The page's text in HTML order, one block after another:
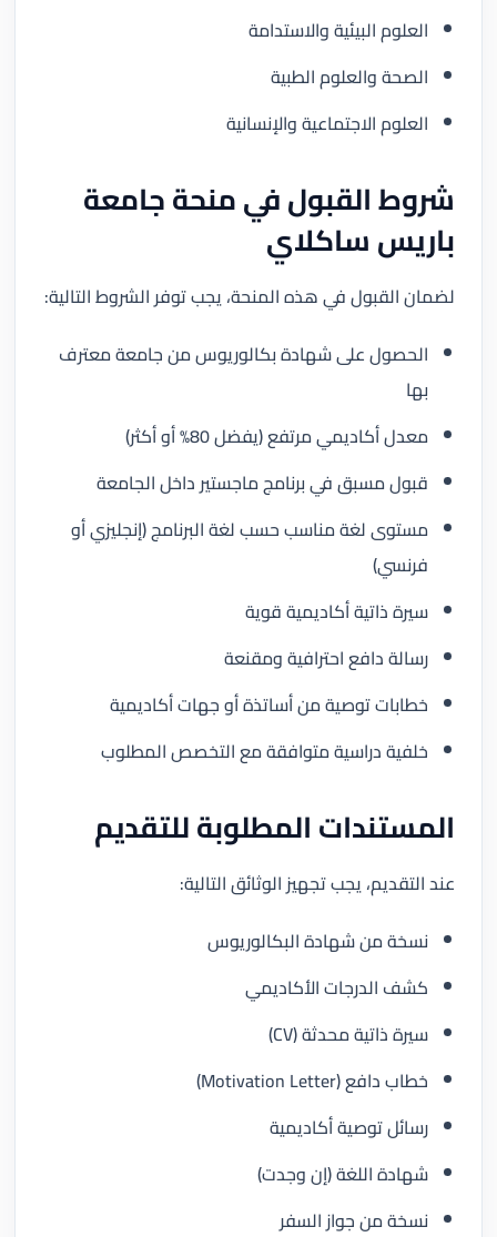
العلوم البيئية والاستدامة
الصحة والعلوم الطبية
العلوم الاجتماعية والإنسانية
شروط القبول في منحة جامعة
باريس ساكلاي
لضمان القبول في هذه المنحة، يجب توفر الشروط التالية:
الحصول على شهادة بكالوريوس من جامعة معترف
بها
معدل أكاديمي مرتفع (يفضل 80% أو أكثر)
قبول مسبق في برنامج ماجستير داخل الجامعة
مستوى لغة مناسب حسب لغة البرنامج (إنجليزي أو
فرنسي)
سيرة ذاتية أكاديمية قوية
رسالة دافع احترافية ومقنعة
خطابات توصية من أساتذة أو جهات أكاديمية
خلفية دراسية متوافقة مع التخصص المطلوب
المستندات المطلوبة للتقديم
عند التقديم، يجب تجهيز الوثائق التالية:
نسخة من شهادة البكالوريوس
كشف الدرجات الأكاديمي
سيرة ذاتية محدثة (CV)
خطاب دافع (Motivation Letter)
رسائل توصية أكاديمية
شهادة اللغة (إن وجدت)
نسخة من جواز السفر